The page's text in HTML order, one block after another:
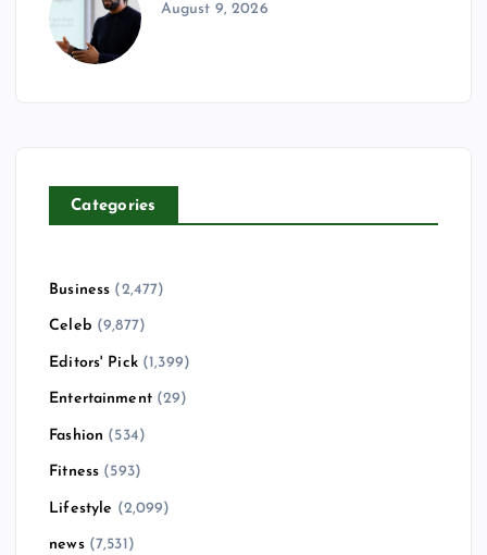
August 9, 2026
Categories
Business (2,477)
Celeb (9,877)
Editors' Pick(1,399)
Entertainment(29)
Fashion (534)
Fitness (593)
Lifestyle (2,099)
news(7,531)